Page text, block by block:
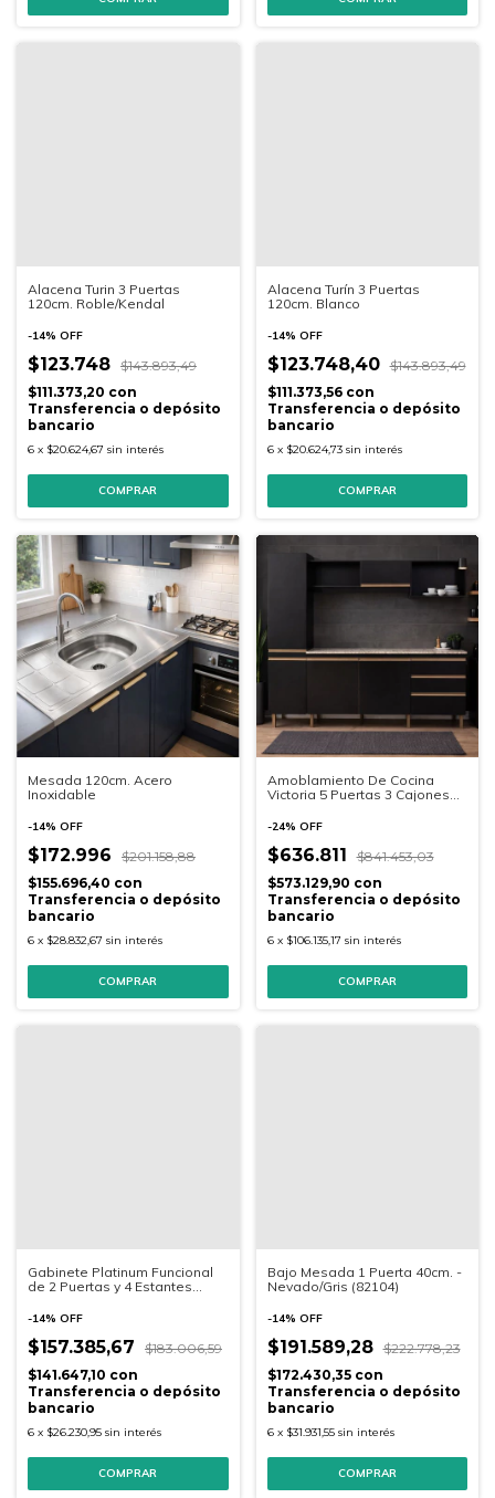
Alacena Turin 3 Puertas
120cm. Roble/Kendal
-14% OFF
$123.748 $143.893,49
$111.373,20 con
Transferencia o depósito
bancario
6 x $20.624,67 sin interés
Alacena Turín 3 Puertas
120cm. Blanco
-14% OFF
$123.748,40 $143.893,49
$111.373,56 con
Transferencia o depósito
bancario
6 x $20.624,73 sin interés
Mesada 120cm. Acero
Inoxidable
-14% OFF
$172.996
$201.158,88
$155.696,40 con
Transferencia o depósito
bancario
6 x $28.832,67 sin interés
Amoblamiento De Cocina
Victoria 5 Puertas 3 Cajones
-24% OFF
$636.811
$841.453,03
$573.129,90 con
Transferencia o depósito
bancario
6 x $106.135,17 sin interés
Gabinete Platinum Funcional
de 2 Puertas y 4 Estantes
Grafito
-14% OFF
$157.385,67
$183.006,59
$141.647,10 con
Transferencia o depósito
bancario
6 x $26.230,95 sin interés
Bajo Mesada 1 Puerta 40cm. -
Nevado/Gris (82104)
-14% OFF
$191.589,28 $222.778,23
$172.430,35 con
Transferencia o depósito
bancario
6 x $31.931,55 sin interés